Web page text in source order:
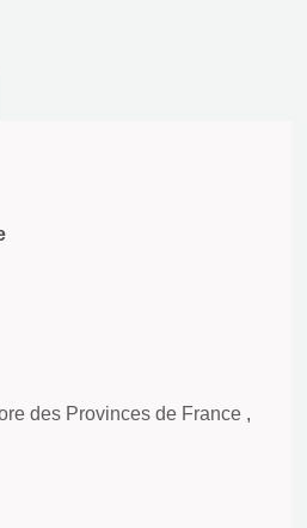
des Provinces de France ,